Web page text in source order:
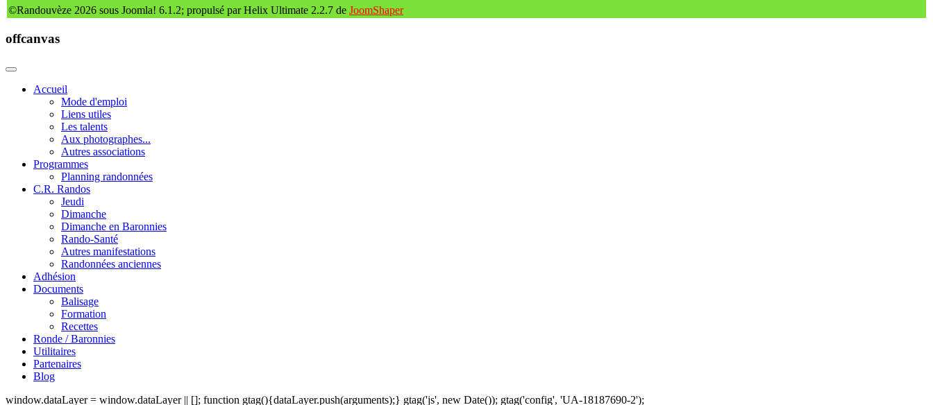
©Randouvèze 2026 sous Joomla! 6.1.2; propulsé par Helix Ultimate 2.2.7 de JoomShaper
offcanvas
Accueil
Mode d'emploi
Liens utiles
Les talents
Aux photographes...
Autres associations
Programmes
Planning randonnées
C.R. Randos
Jeudi
Dimanche
Dimanche en Baronnies
Rando-Santé
Autres manifestations
Randonnées anciennes
Adhésion
Documents
Balisage
Formation
Recettes
Ronde / Baronnies
Utilitaires
Partenaires
Blog
window.dataLayer = window.dataLayer || []; function gtag(){dataLayer.push(arguments);} gtag('js', new Date()); gtag('config', 'UA-18187690-2');